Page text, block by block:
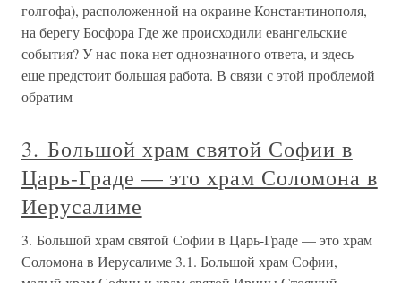
голгофа), расположенной на окраине Константинополя,
на берегу Босфора Где же происходили евангельские
события? У нас пока нет однозначного ответа, и здесь
еще предстоит большая работа. В связи с этой проблемой
обратим
3. Большой храм святой Софии в
Царь-Граде — это храм Соломона в
Иерусалиме
3. Большой храм святой Софии в Царь-Граде — это храм
Соломона в Иерусалиме 3.1. Большой храм Софии,